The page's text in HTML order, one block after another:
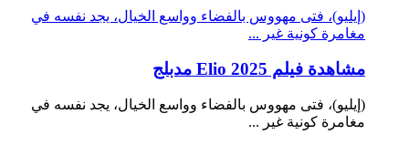
(إيليو)، فتى مهووس بالفضاء وواسع الخيال، يجد نفسه في
مغامرة كونية غير ...
مشاهدة فيلم Elio 2025 مدبلج
(إيليو)، فتى مهووس بالفضاء وواسع الخيال، يجد نفسه في
مغامرة كونية غير ...